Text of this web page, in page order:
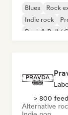
Blues Rock
Indie rock
Rock & Roll /
> 800
Alternative